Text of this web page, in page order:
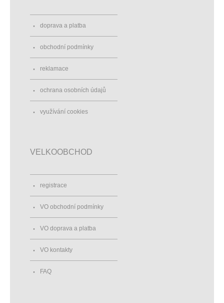
doprava a platba
obchodní podmínky
reklamace
ochrana osobních údajů
využívání cookies
VELKOOBCHOD
registrace
VO obchodní podmínky
VO doprava a platba
VO kontakty
FAQ